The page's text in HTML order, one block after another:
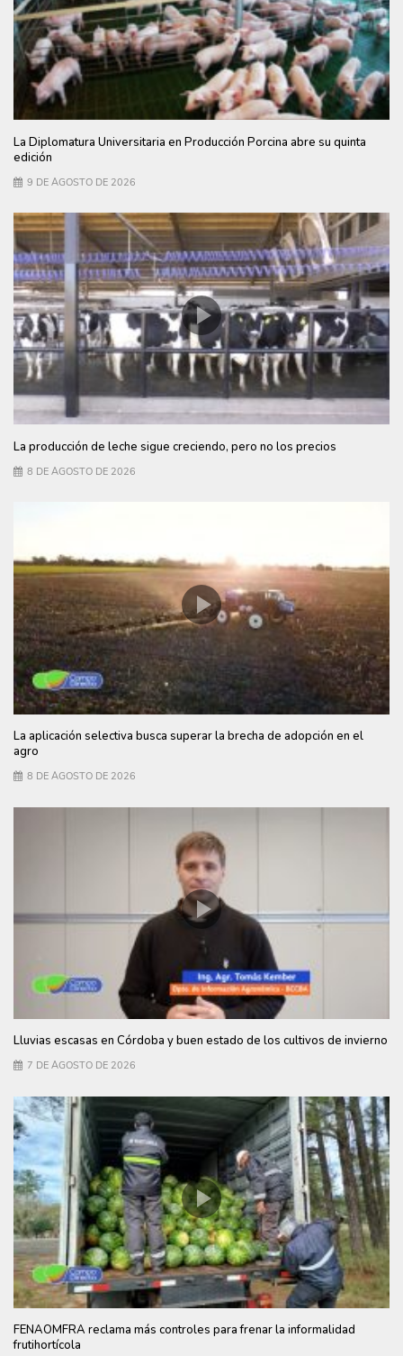
La Diplomatura Universitaria en Producción Porcina abre su quinta
edición
9 DE AGOSTO DE 2026
La producción de leche sigue creciendo, pero no los precios
8 DE AGOSTO DE 2026
La aplicación selectiva busca superar la brecha de adopción en el
agro
8 DE AGOSTO DE 2026
Lluvias escasas en Córdoba y buen estado de los cultivos de invierno
7 DE AGOSTO DE 2026
FENAOMFRA reclama más controles para frenar la informalidad
frutihortícola